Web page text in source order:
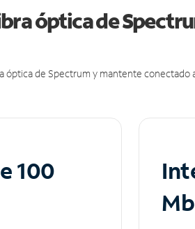
óptica de
óptica de Spectrum y mantente conectado
100